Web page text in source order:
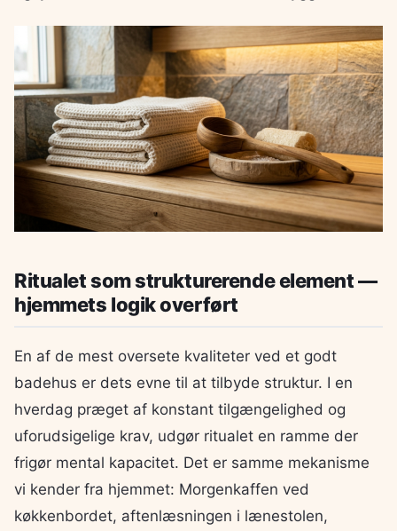
Ritualet som strukturerende element —
hjemmets logik overført
En af de mest oversete kvaliteter ved et godt
badehus er dets evne til at tilbyde struktur. I en
hverdag præget af konstant tilgængelighed og
uforudsigelige krav, udgør ritualet en ramme der
frigør mental kapacitet. Det er samme mekanisme
vi kender fra hjemmet: Morgenkaffen ved
køkkenbordet, aftenlæsningen i lænestolen,